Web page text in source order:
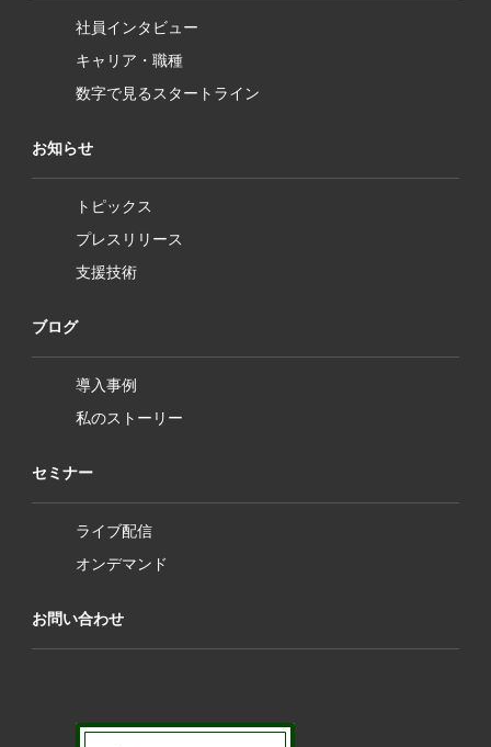
社員インタビュー
キャリア・職種
数字で見るスタートライン
お知らせ
トピックス
プレスリリース
支援技術
ブログ
導入事例
私のストーリー
セミナー
ライブ配信
オンデマンド
お問い合わせ